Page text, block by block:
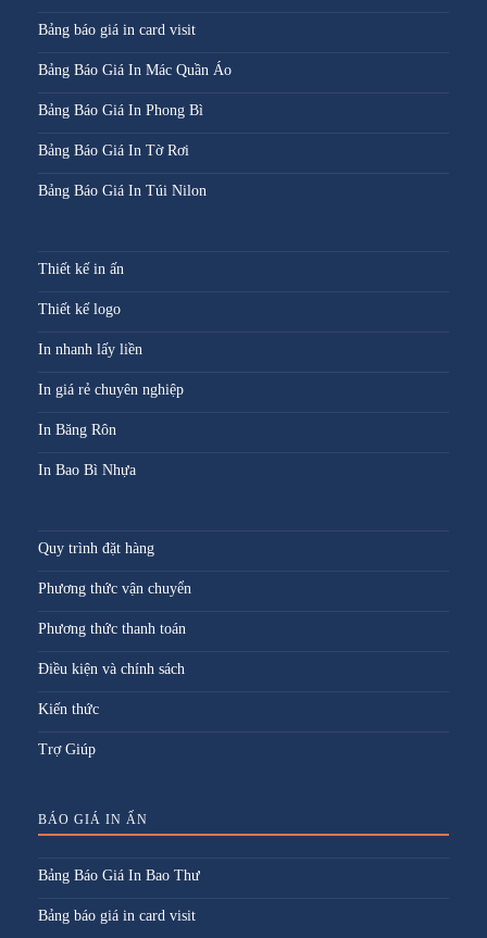
Bảng báo giá in card visit
Bảng Báo Giá In Mác Quần Áo
Bảng Báo Giá In Phong Bì
Bảng Báo Giá In Tờ Rơi
Bảng Báo Giá In Túi Nilon
Thiết kế in ấn
Thiết kế logo
In nhanh lấy liền
In giá rẻ chuyên nghiệp
In Băng Rôn
In Bao Bì Nhựa
Quy trình đặt hàng
Phương thức vận chuyển
Phương thức thanh toán
Điều kiện và chính sách
Kiến thức
Trợ Giúp
BÁO GIÁ IN ẤN
Bảng Báo Giá In Bao Thư
Bảng báo giá in card visit